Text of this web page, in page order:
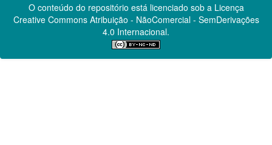
O conteúdo do repositório está licenciado sob a Licença
Creative CommonsAtribuição - NãoComercial - SemDerivações
4.0 Internacional.